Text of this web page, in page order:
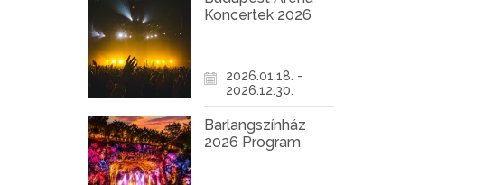
Koncertek 2026
2026.01.18. -
2026.12.30.
Barlangszínház
2026 Program